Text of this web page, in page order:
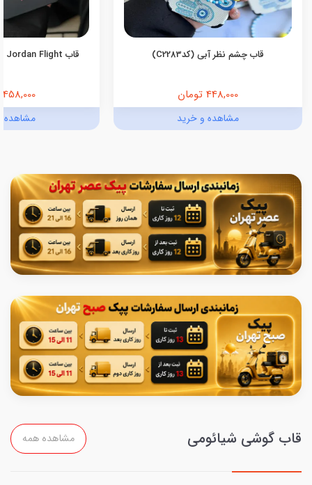
قاب چشم نظر آبی (کدC2283)
448,000 تومان
مشاهده و خرید
قاب Jordan Flight اندروید (کدC2055)
458,000 تومان
مشاهده
قاب گوشی شیائومی مشاهده همه